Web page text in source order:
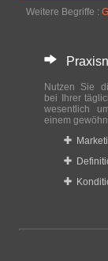
Weitere Begriffe :
Nutzen Sie
bei Ihrer
wesentlich
einem